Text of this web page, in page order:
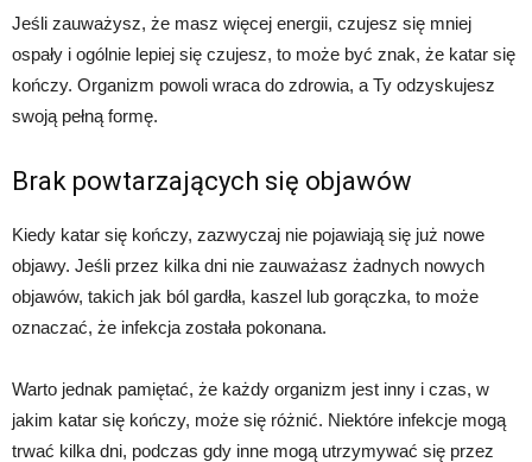
Jeśli zauważysz, że masz więcej energii, czujesz się mniej
ospały i ogólnie lepiej się czujesz, to może być znak, że katar się
kończy. Organizm powoli wraca do zdrowia, a Ty odzyskujesz
swoją pełną formę.
Brak powtarzających się objawów
Kiedy katar się kończy, zazwyczaj nie pojawiają się już nowe
objawy. Jeśli przez kilka dni nie zauważasz żadnych nowych
objawów, takich jak ból gardła, kaszel lub gorączka, to może
oznaczać, że infekcja została pokonana.
Warto jednak pamiętać, że każdy organizm jest inny i czas, w
jakim katar się kończy, może się różnić. Niektóre infekcje mogą
trwać kilka dni, podczas gdy inne mogą utrzymywać się przez